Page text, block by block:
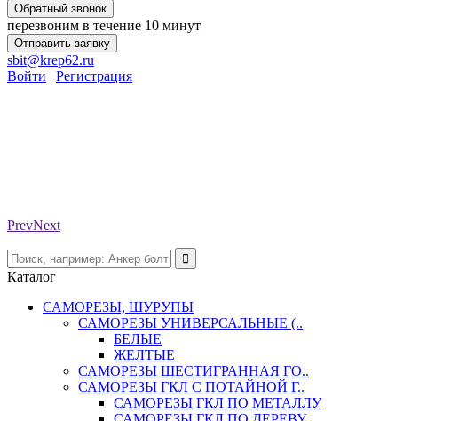
Обратный звонок
перезвоним в течение 10 минут
Отправить заявку
sbit@krep62.ru
Войти | Регистрация
PrevNext
Каталог
САМОРЕЗЫ, ШУРУПЫ
САМОРЕЗЫ УНИВЕРСАЛЬНЫЕ (..
БЕЛЫЕ
ЖЕЛТЫЕ
САМОРЕЗЫ ШЕСТИГРАННАЯ ГО..
САМОРЕЗЫ ГКЛ С ПОТАЙНОЙ Г..
САМОРЕЗЫ ГКЛ ПО МЕТАЛЛУ